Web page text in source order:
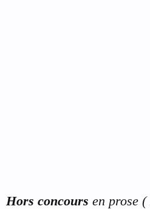
Hors concours en prose